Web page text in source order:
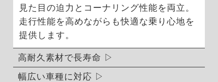
見た目の迫力とコーナリング性能を両立。
走行性能を高めながらも快適な乗り心地を
提供します。
高耐久素材で長寿命
幅広い車種に対応